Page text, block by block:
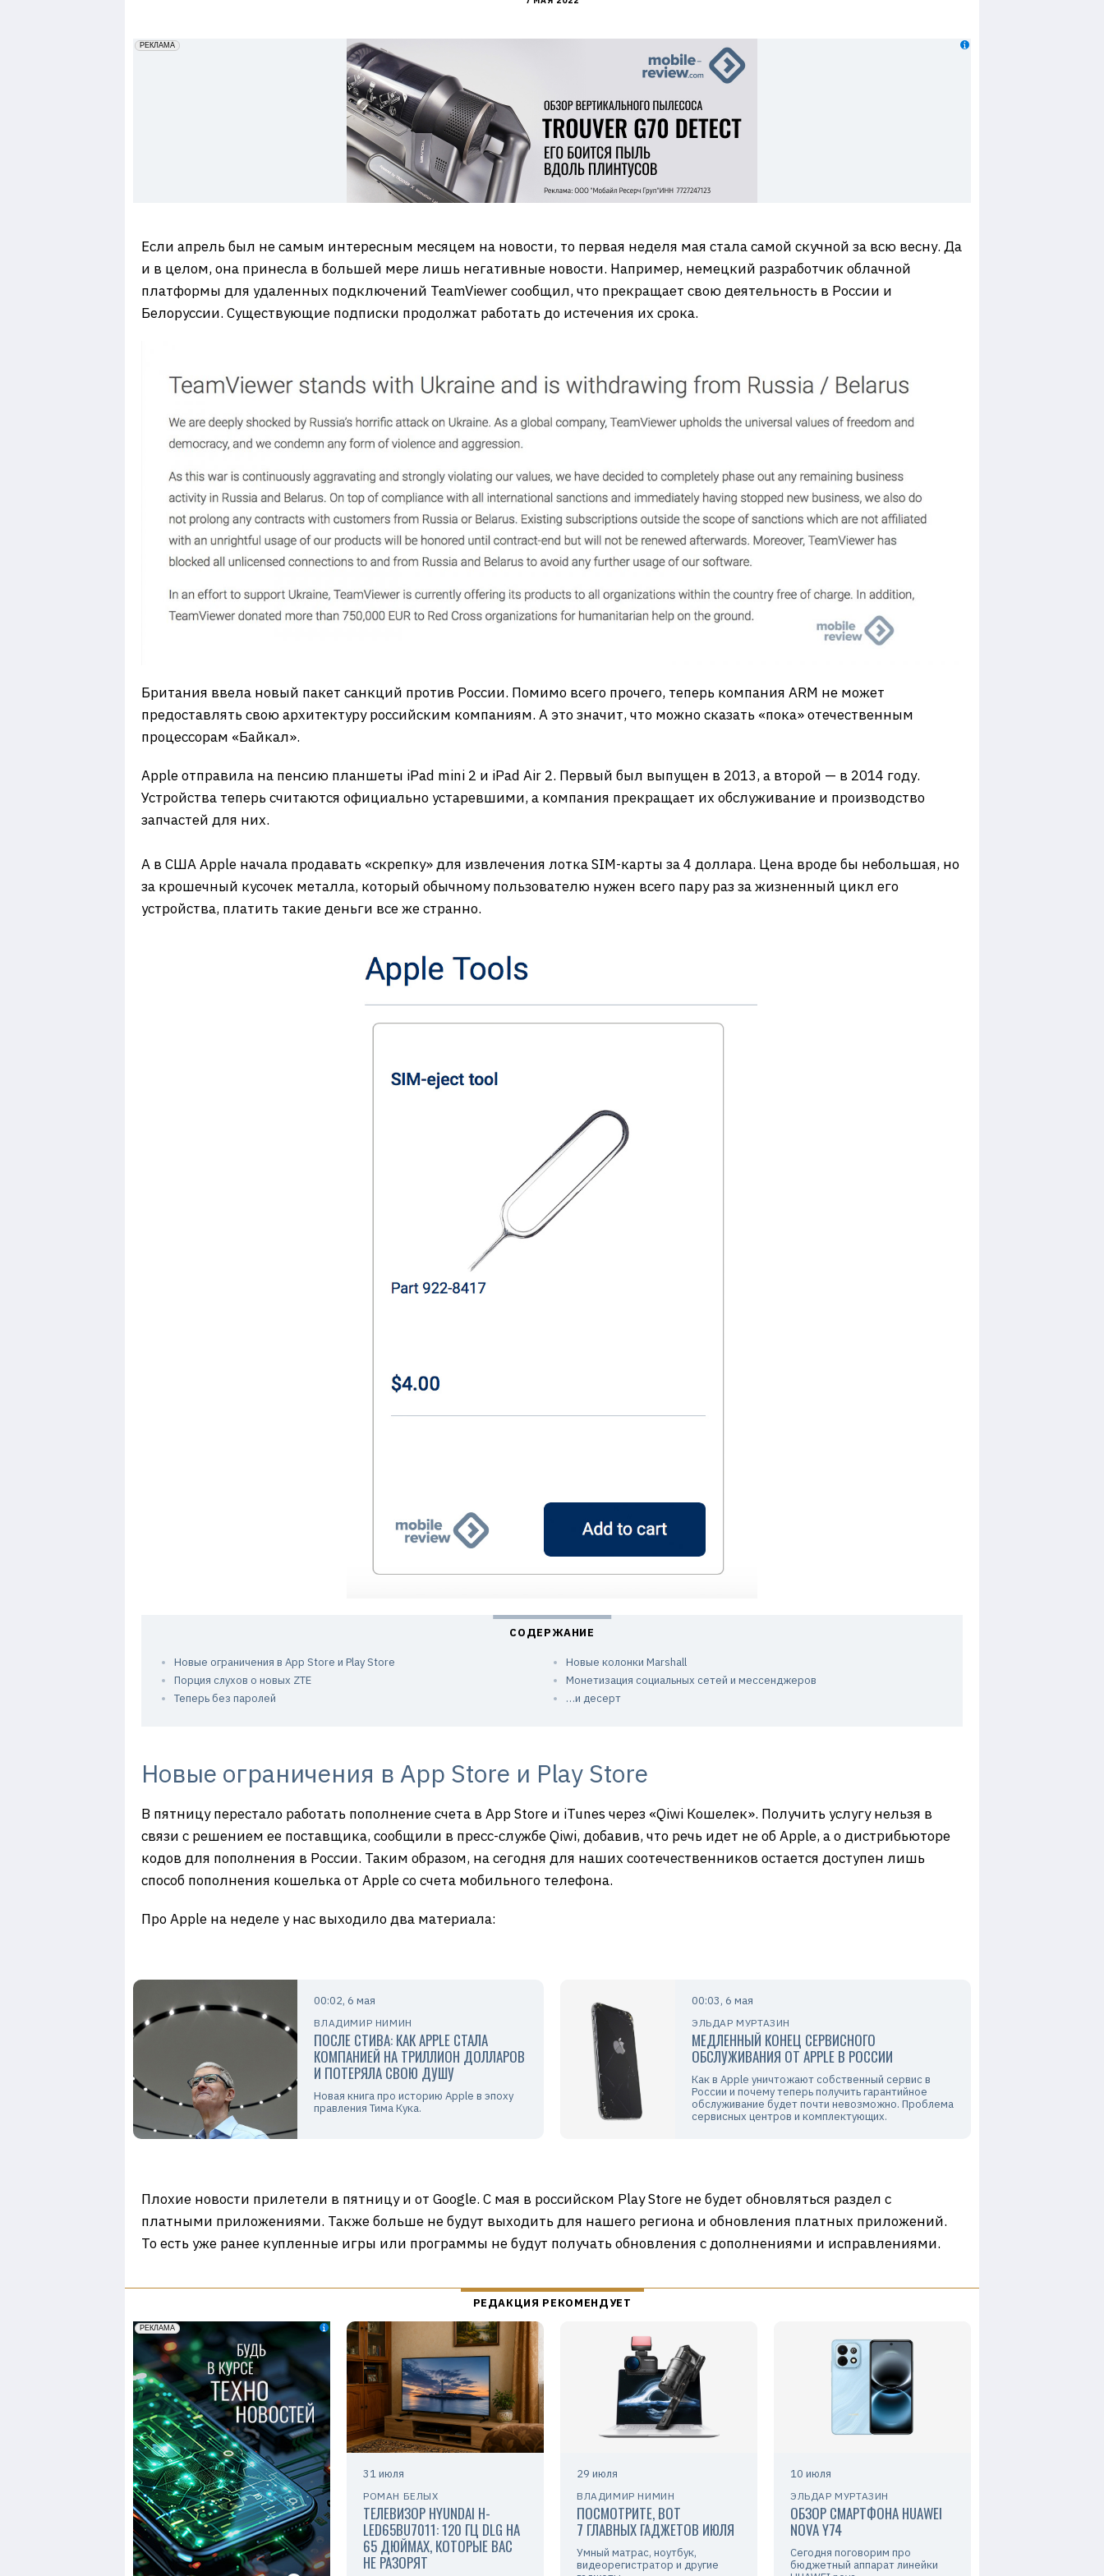
erid: 2VfnxxmNzs5
РЕКЛАМА
Если апрель был не самым интересным месяцем на новости, то первая неделя мая стала самой скучной за всю весну. Да
и в целом, она принесла в большей мере лишь негативные новости. Например, немецкий разработчик облачной
платформы для удаленных подключений TeamViewer сообщил, что прекращает свою деятельность в России и
Белоруссии. Существующие подписки продолжат работать до истечения их срока.
Британия ввела новый пакет санкций против России. Помимо всего прочего, теперь компания ARM не может
предоставлять свою архитектуру российским компаниям. А это значит, что можно сказать «пока» отечественным
процессорам «Байкал».
Apple отправила на пенсию планшеты iPad mini 2 и iPad Air 2. Первый был выпущен в 2013, а второй — в 2014 году.
Устройства теперь считаются официально устаревшими, а компания прекращает их обслуживание и производство
запчастей для них.
А в США Apple начала продавать «скрепку» для извлечения лотка SIM-карты за 4 доллара. Цена вроде бы небольшая, но
за крошечный кусочек металла, который обычному пользователю нужен всего пару раз за жизненный цикл его
устройства, платить такие деньги все же странно.
Новые ограничения в App Store и Play Store
Порция слухов о новых ZTE
Теперь без паролей
Новые колонки Marshall
Монетизация социальных сетей и мессенджеров
…и десерт
Новые ограничения в App Store и Play Store
В пятницу перестало работать пополнение счета в App Store и iTunes через «Qiwi Кошелек». Получить услугу нельзя в
связи с решением ее поставщика, сообщили в пресс-службе Qiwi, добавив, что речь идет не об Apple, а о дистрибьюторе
кодов для пополнения в России. Таким образом, на сегодня для наших соотечественников остается доступен лишь
способ пополнения кошелька от Apple со счета мобильного телефона.
Про Apple на неделе у нас выходило два материала:
00:02, 6 мая
ВЛАДИМИР НИМИН
ПОСЛЕ СТИВА: КАК APPLE СТАЛА
КОМПАНИЕЙ НА ТРИЛЛИОН ДОЛЛАРОВ
И ПОТЕРЯЛА СВОЮ ДУШУ
Новая книга про историю Apple в эпоху
правления Тима Кука.
00:03, 6 мая
ЭЛЬДАР МУРТАЗИН
МЕДЛЕННЫЙ КОНЕЦ СЕРВИСНОГО
ОБСЛУЖИВАНИЯ ОТ APPLE В РОССИИ
Как в Apple уничтожают собственный сервис в
России и почему теперь получить гарантийное
обслуживание будет почти невозможно. Проблема
сервисных центров и комплектующих.
Плохие новости прилетели в пятницу и от Google. С мая в российском Play Store не будет обновляться раздел с
платными приложениями. Также больше не будут выходить для нашего региона и обновления платных приложений.
То есть уже ранее купленные игры или программы не будут получать обновления с дополнениями и исправлениями.
31 июля
РОМАН БЕЛЫХ
ТЕЛЕВИЗОР HYUNDAI H-
LED65BU7011: 120 ГЦ DLG НА
65 ДЮЙМАХ, КОТОРЫЕ ВАС
НЕ РАЗОРЯТ
29 июля
ВЛАДИМИР НИМИН
ПОСМОТРИТЕ, ВОТ
7 ГЛАВНЫХ ГАДЖЕТОВ ИЮЛЯ
Умный матрас, ноутбук,
видеорегистратор и другие
10 июля
ЭЛЬДАР МУРТАЗИН
ОБЗОР СМАРТФОНА HUAWEI
NOVA Y74
Сегодня поговорим про
бюджетный аппарат линейки